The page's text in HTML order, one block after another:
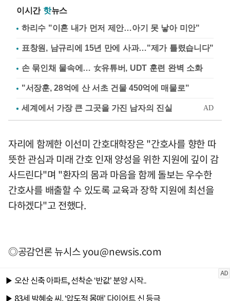
이시간 핫뉴스
하리수 "이혼 내가 먼저 제안…아기 못 낳아 미안"
표창원, 남규리에 15년 만에 사과…"제가 틀렸습니다"
손 묶인채 물속에… 女유튜버, UDT 훈련 완벽 소화
"서장훈, 28억에 산 서초 건물 450억에 매물로"
자리에 함께한 이선미 간호대학장은 "간호사를 향한 따
뜻한 관심과 미래 간호 인재 양성을 위한 지원에 깊이 감
사드린다"며 "환자의 몸과 마음을 함께 돌보는 우수한
간호사를 배출할 수 있도록 교육과 장학 지원에 최선을
다하겠다"고 전했다.
◎공감언론 뉴시스you@newsis.com